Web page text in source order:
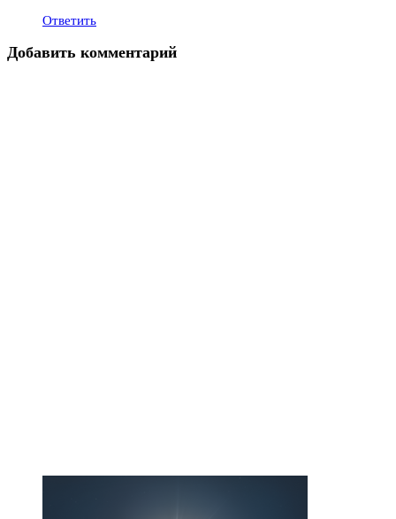
Ответить
Добавить комментарий